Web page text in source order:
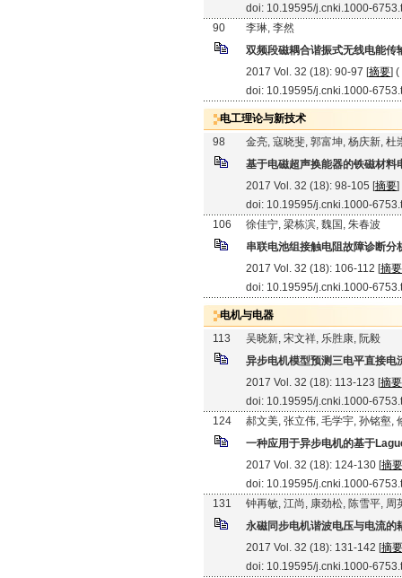
doi: 10.19595/j.cnki.1000-
90
李琳, 李然
双频段磁耦合谐振式无线电能传
2017 Vol. 32 (18): 90-97 [摘要] (
doi: 10.19595/j.cnki.1000-
电工理论与新技术
98
金亮, 寇晓斐, 郭富坤, 杨庆新, 杜
基于电磁超声换能器的铁磁材料
2017 Vol. 32 (18): 98-105 [摘要]
doi: 10.19595/j.cnki.1000-
106
徐佳宁, 梁栋滨, 魏国, 朱春波
串联电池组接触电阻故障诊断分
2017 Vol. 32 (18): 106-112 [摘要
doi: 10.19595/j.cnki.1000-
电机与电器
113
吴晓新, 宋文祥, 乐胜康, 阮毅
异步电机模型预测三电平直接电
2017 Vol. 32 (18): 113-123 [摘要
doi: 10.19595/j.cnki.1000-
124
郝文美, 张立伟, 毛学宇, 孙铭壑,
一种应用于异步电机的基于
2017 Vol. 32 (18): 124-130 [摘要
doi: 10.19595/j.cnki.1000-
131
钟再敏, 江尚, 康劲松, 陈雪平, 周
永磁同步电机谐波电压与电流的
2017 Vol. 32 (18): 131-142 [摘要
doi: 10.19595/j.cnki.1000-